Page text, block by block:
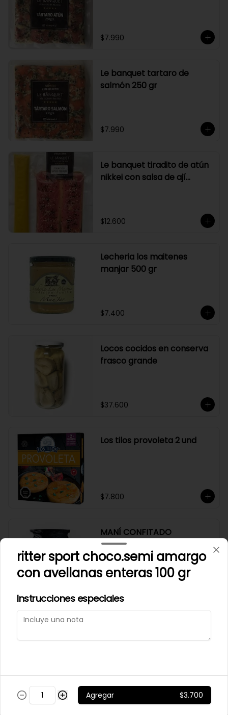
$7.990
Le banquet tartaro de
salmón 250 gr
$7.990
Le banquet tiradito de atún
nikkei con salsa de ají
$12.600
Lecheria los maitenes
manjar 500 gr
$7.400
Locos cocidos en conserva
frasco grande
$37.600
Los tilos provoleta 2 und
$7.800
MANÍ CONFITADO
MERCADO SILVESTRE 200
GR
ritter sport choco.semi amargo
con avellanas enteras 100 gr
Instrucciones especiales
Agregar $3.700